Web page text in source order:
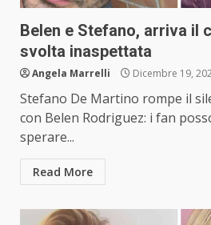
Belen e Stefano, arriva il
svolta inaspettata
Angela Marrelli Dicembre 19,
Stefano De Martino rompe il
con Belen Rodriguez: i fan
sperare...
Read More